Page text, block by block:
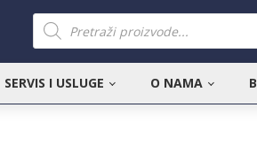
Products
search
SERVIS I USLUGE O NAMA